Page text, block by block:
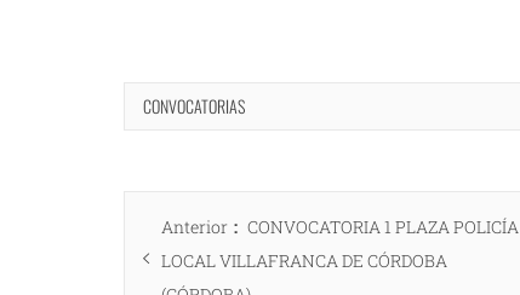
CONVOCATORIAS
Navegación
de Anterior
Entrada
anterior:
CONVOCATORIA 1 PLAZA POLICÍA
LOCAL VILLAFRANCA DE CÓRDOBA